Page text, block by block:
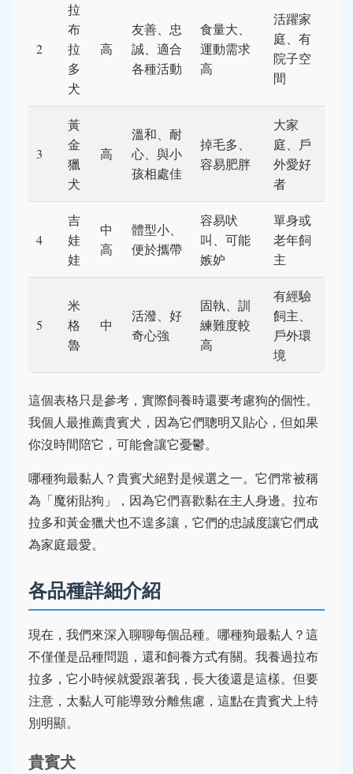
2
拉
布
拉
多
犬
高
友善、忠
誠、適合
各種活動
食量大、
運動需求
高
活躍家
庭、有
院子空
間
3
黃
金
獵
犬
高
溫和、耐
心、與小
孩相處佳
掉毛多、
容易肥胖
大家
庭、戶
外愛好
者
4
吉
娃
娃
中
高
體型小、
便於攜帶
容易吠
叫、可能
嫉妒
單身或
老年飼
主
5
米
格
魯
中
活潑、好
奇心強
固執、訓
練難度較
高
有經驗
飼主、
戶外環
境
這個表格只是參考，實際飼養時還要考慮狗的個性。
我個人最推薦貴賓犬，因為它們聰明又貼心，但如果
你沒時間陪它，可能會讓它憂鬱。
哪種狗最黏人？貴賓犬絕對是候選之一。它們常被稱
為「魔術貼狗」，因為它們喜歡黏在主人身邊。拉布
拉多和黃金獵犬也不遑多讓，它們的忠誠度讓它們成
為家庭最愛。
各品種詳細介紹
現在，我們來深入聊聊每個品種。哪種狗最黏人？這
不僅僅是品種問題，還和飼養方式有關。我養過拉布
拉多，它小時候就愛跟著我，長大後還是這樣。但要
注意，太黏人可能導致分離焦慮，這點在貴賓犬上特
別明顯。
貴賓犬